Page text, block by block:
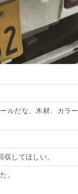
ルだな、木材、カラー
してほしい。
。